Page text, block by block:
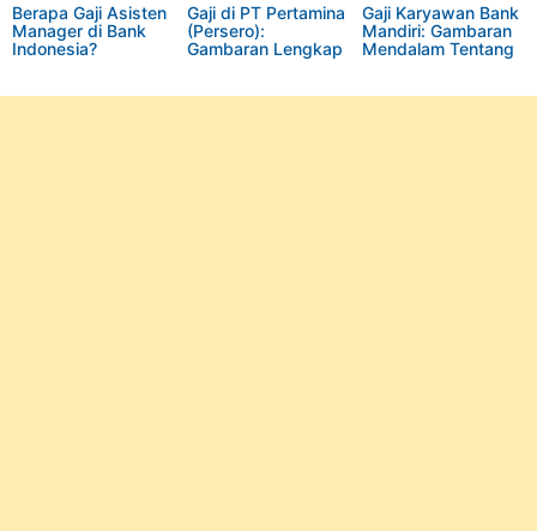
Berapa Gaji Asisten
Manager di Bank
Indonesia?
Gaji di PT Pertamina
(Persero):
Gambaran Lengkap
Gaji Karyawan Bank
Mandiri: Gambaran
Mendalam Tentang
Mempengaruhi